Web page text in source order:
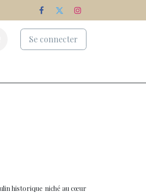
Se connecter
historique niché au cœur